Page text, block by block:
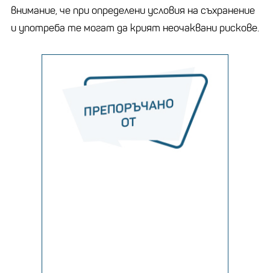
внимание, че при определени условия на съхранение
и употреба те могат да крият неочаквани рискове.